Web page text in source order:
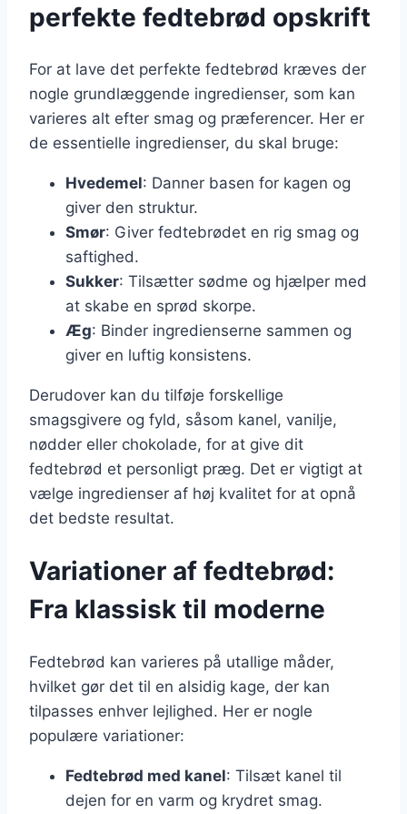
perfekte fedtebrød opskrift
For at lave det perfekte fedtebrød kræves der
nogle grundlæggende ingredienser, som kan
varieres alt efter smag og præferencer. Her er
de essentielle ingredienser, du skal bruge:
Hvedemel: Danner basen for kagen og
giver den struktur.
Smør: Giver fedtebrødet en rig smag og
saftighed.
Sukker: Tilsætter sødme og hjælper med
at skabe en sprød skorpe.
Æg: Binder ingredienserne sammen og
giver en luftig konsistens.
Derudover kan du tilføje forskellige
smagsgivere og fyld, såsom kanel, vanilje,
nødder eller chokolade, for at give dit
fedtebrød et personligt præg. Det er vigtigt at
vælge ingredienser af høj kvalitet for at opnå
det bedste resultat.
Variationer af fedtebrød:
Fra klassisk til moderne
Fedtebrød kan varieres på utallige måder,
hvilket gør det til en alsidig kage, der kan
tilpasses enhver lejlighed. Her er nogle
populære variationer:
Fedtebrød med kanel: Tilsæt kanel til
dejen for en varm og krydret smag.